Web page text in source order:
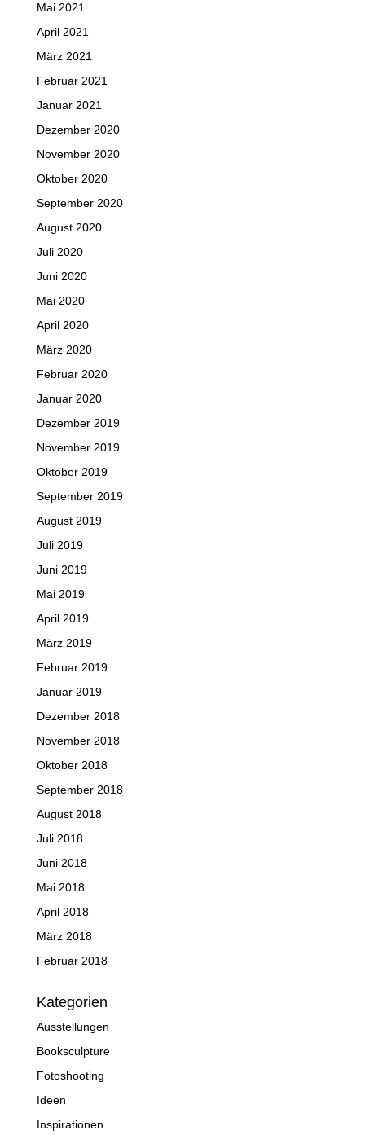
Mai 2021
April 2021
März 2021
Februar 2021
Januar 2021
Dezember 2020
November 2020
Oktober 2020
September 2020
August 2020
Juli 2020
Juni 2020
Mai 2020
April 2020
März 2020
Februar 2020
Januar 2020
Dezember 2019
November 2019
Oktober 2019
September 2019
August 2019
Juli 2019
Juni 2019
Mai 2019
April 2019
März 2019
Februar 2019
Januar 2019
Dezember 2018
November 2018
Oktober 2018
September 2018
August 2018
Juli 2018
Juni 2018
Mai 2018
April 2018
März 2018
Februar 2018
Kategorien
Ausstellungen
Booksculpture
Fotoshooting
Ideen
Inspirationen